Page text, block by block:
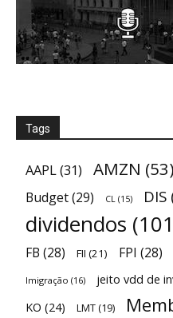
Tags
AAPL(31) AMZN (53)
Budget(29) CL (15) DIS
dividendos
FB (28) FII (21) FPI (28)
Imigração (16) jeito vdd de
KO (24) LMT (19)